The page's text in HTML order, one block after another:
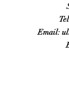
Email: